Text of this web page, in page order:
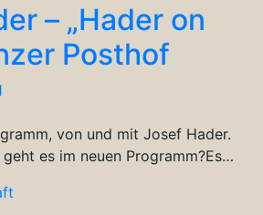
– „Hader on
Posthof
von und mit Josef Hader.
es im neuen Programm?Es…